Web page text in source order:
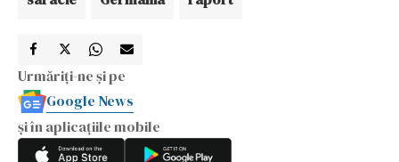
Urmăriți-ne și pe
Google News
și în aplicațiile mobile